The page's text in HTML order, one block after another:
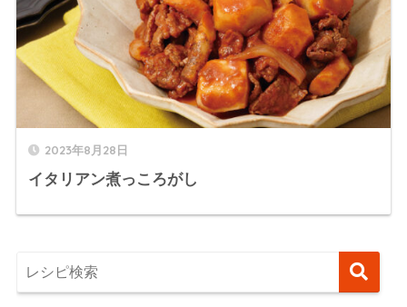
2023年8月28日
イタリアン煮っころがし